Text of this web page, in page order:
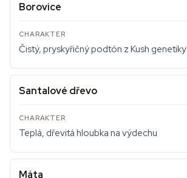
Borovice
Čistý, pryskyřičný podtón z Kush genetiky
Santalové dřevo
Teplá, dřevitá hloubka na výdechu
Máta